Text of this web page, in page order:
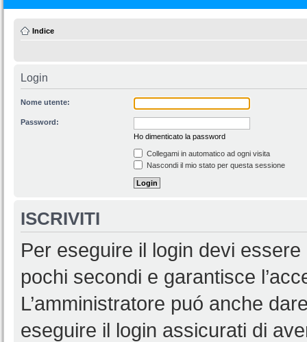
Indice
Login
Nome utente:
Password:
Ho dimenticato la password
Collegami in automatico ad ogni visita
Nascondi il mio stato per questa sessione
ISCRIVITI
Per eseguire il login devi
pochi secondi e garantisce
L’amministratore puó anche
eseguire il login assicurati di